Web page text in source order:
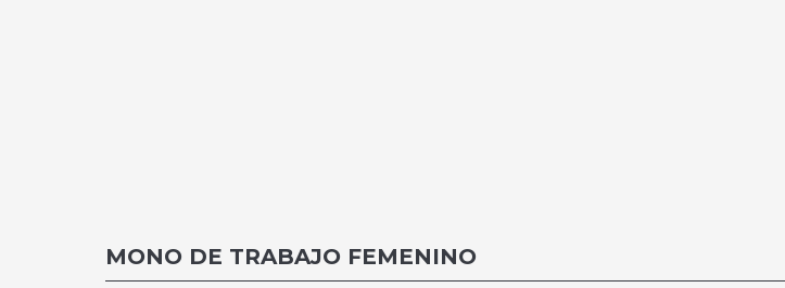
MONO DE TRABAJO FEMENINO